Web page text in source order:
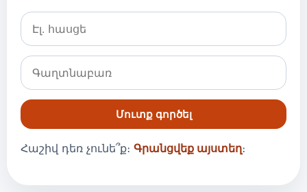
Մուտք գործել
Հաշիվ դեռ չունե՞ք։ Գրանցվեք այստեղ։